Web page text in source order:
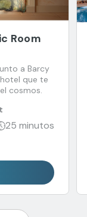
Room
a Barcy
que te
cosmos.
25 minutos